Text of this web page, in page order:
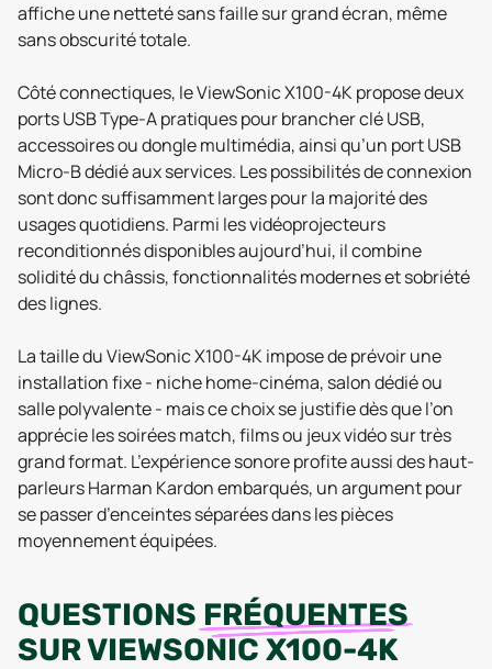
affiche une netteté sans faille sur grand écran, même
sans obscurité totale.
Côté connectiques, le ViewSonic X100-4K propose deux
ports USB Type-A pratiques pour brancher clé USB,
accessoires ou dongle multimédia, ainsi qu’un port USB
Micro-B dédié aux services. Les possibilités de connexion
sont donc suffisamment larges pour la majorité des
usages quotidiens. Parmi les vidéoprojecteurs
reconditionnés disponibles aujourd’hui, il combine
solidité du châssis, fonctionnalités modernes et sobriété
des lignes.
La taille du ViewSonic X100-4K impose de prévoir une
installation fixe - niche home-cinéma, salon dédié ou
salle polyvalente - mais ce choix se justifie dès que l’on
apprécie les soirées match, films ou jeux vidéo sur très
grand format. L’expérience sonore profite aussi des haut-
parleurs Harman Kardon embarqués, un argument pour
se passer d’enceintes séparées dans les pièces
moyennement équipées.
QUESTIONS FRÉQUENTES
SURVIEWSONIC X100-4K